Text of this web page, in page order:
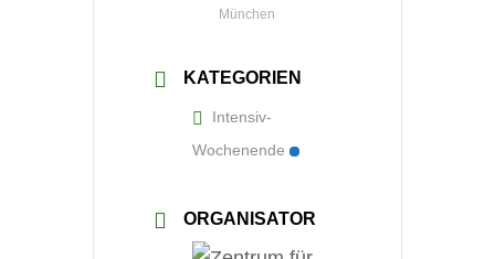
München
KATEGORIEN
Intensiv-
Wochenende
ORGANISATOR